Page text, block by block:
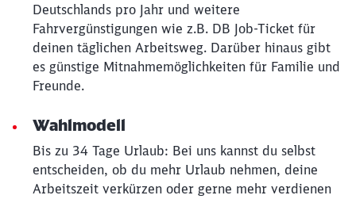
Deutschlands pro Jahr und weitere
Fahrvergünstigungen wie z.B. DB Job-Ticket für
deinen täglichen Arbeitsweg. Darüber hinaus gibt
es günstige Mitnahmemöglichkeiten für Familie und
Freunde.
Wahlmodell
Bis zu 34 Tage Urlaub: Bei uns kannst du selbst
entscheiden, ob du mehr Urlaub nehmen, deine
Arbeitszeit verkürzen oder gerne mehr verdienen